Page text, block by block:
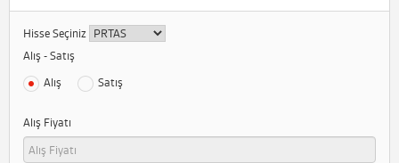
Hisse Seçiniz
Alış - Satış
Alış
Satış
Alış Fiyatı